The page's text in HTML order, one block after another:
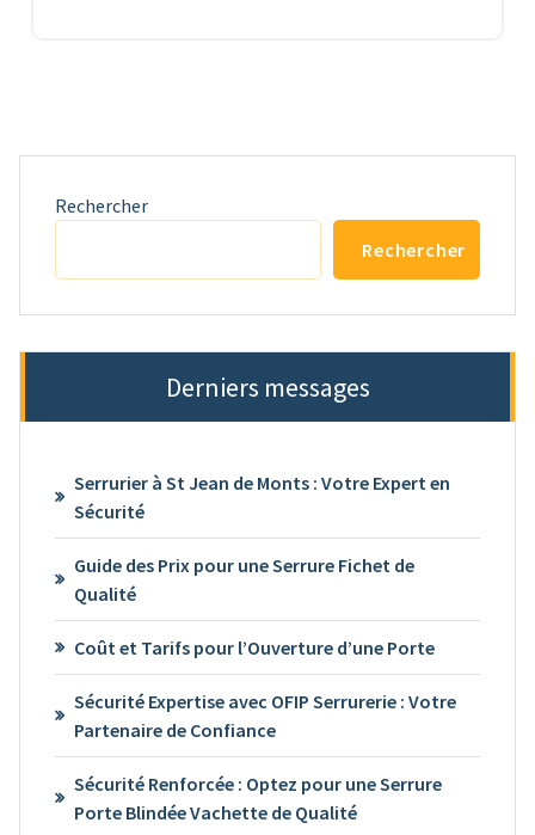
Rechercher
Rechercher
Derniers messages
Serrurier à St Jean de Monts : Votre Expert en
Sécurité
Guide des Prix pour une Serrure Fichet de
Qualité
Coût et Tarifs pour l’Ouverture d’une Porte
Sécurité Expertise avec OFIP Serrurerie : Votre
Partenaire de Confiance
Sécurité Renforcée : Optez pour une Serrure
Porte Blindée Vachette de Qualité